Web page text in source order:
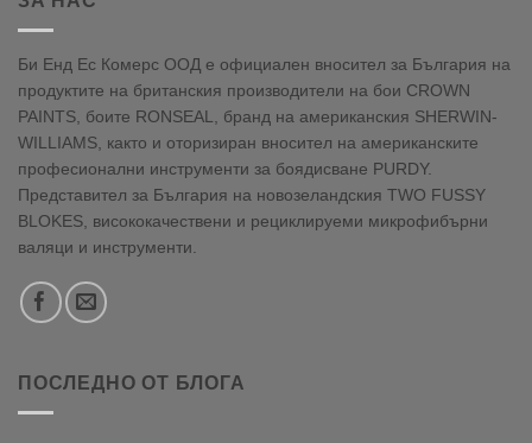
Би Енд Ес Комерс ООД е официален вносител за България на
продуктите на британския производители на бои CROWN
PAINTS, боите RONSEAL, бранд на американския SHERWIN-
WILLIAMS, както и оторизиран вносител на американските
професионални инструменти за боядисване PURDY.
Представител за България на новозеландския TWO FUSSY
BLOKES, висококачествени и рециклируеми микрофибърни
валяци и инструменти.
ПОСЛЕДНО ОТ БЛОГА